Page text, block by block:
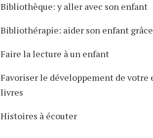
Bibliothèque: y aller avec son enfant
Bibliothérapie: aider son enfant
Faire la lecture à un enfant
Favoriser le développement de votre
livres
Histoires à écouter